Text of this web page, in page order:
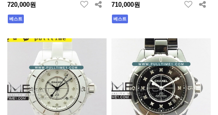
720,000원
베스트
710,000원
베스트